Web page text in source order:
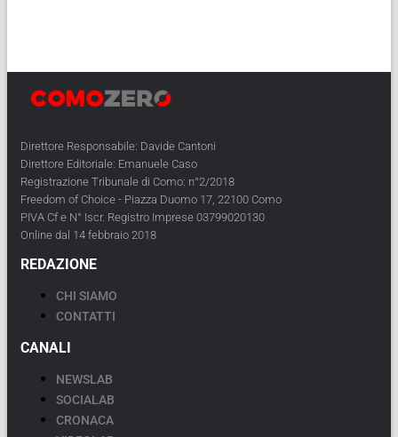
Direttore Responsabile: Davide Cantoni
Direttore Editoriale: Emanuele Caso
Registrazione Tribunale di Como: n°2/2018
Freedom of Choice - Piazza Duomo 17, 22100 Como
PIVA Cf e N° Iscr. Registro Imprese 03799020130
Online dal 14 febbraio 2018
REDAZIONE
CHI SIAMO
CONTATTI
CANALI
NEWSLAB
SOCIALAB
CRONACA